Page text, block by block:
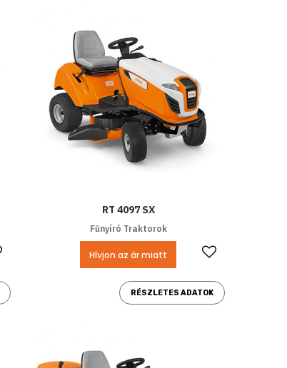
Kedvencekhez ad
RT 4097 SX
Fűnyíró Traktorok
Hívjon az ár miatt
RÉSZLETES ADATOK